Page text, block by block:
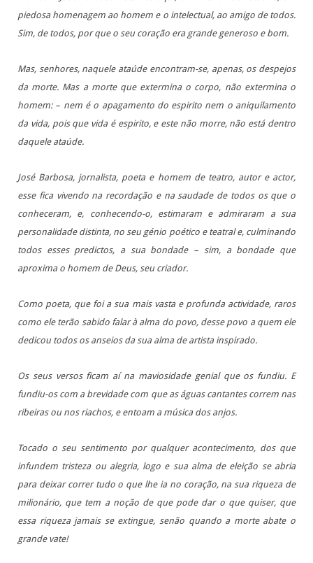
piedosa homenagem ao homem e o intelectual, ao amigo de todos.
Sim, de todos, por que o seu coração era grande generoso e bom.
Mas, senhores, naquele ataúde encontram-se, apenas, os despejos
da morte. Mas a morte que extermina o corpo, não extermina o
homem: – nem é o apagamento do espirito nem o aniquilamento
da vida, pois que vida é espirito, e este não morre, não está dentro
daquele ataúde.
José Barbosa, jornalista, poeta e homem de teatro, autor e actor,
esse fica vivendo na recordação e na saudade de todos os que o
conheceram, e, conhecendo-o, estimaram e admiraram a sua
personalidade distinta, no seu génio poético e teatral e, culminando
todos esses predictos, a sua bondade – sim, a bondade que
aproxima o homem de Deus, seu criador.
Como poeta, que foi a sua mais vasta e profunda actividade, raros
como ele terão sabido falar à alma do povo, desse povo a quem ele
dedicou todos os anseios da sua alma de artista inspirado.
Os seus versos ficam aí na maviosidade genial que os fundiu. E
fundiu-os com a brevidade com que as águas cantantes correm nas
ribeiras ou nos riachos, e entoam a música dos anjos.
Tocado o seu sentimento por qualquer acontecimento, dos que
infundem tristeza ou alegria, logo e sua alma de eleição se abria
para deixar correr tudo o que lhe ia no coração, na sua riqueza de
milionário, que tem a noção de que pode dar o que quiser, que
essa riqueza jamais se extingue, senão quando a morte abate o
grande vate!